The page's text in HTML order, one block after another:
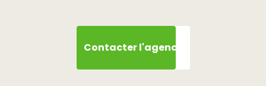
Contacter l'agence